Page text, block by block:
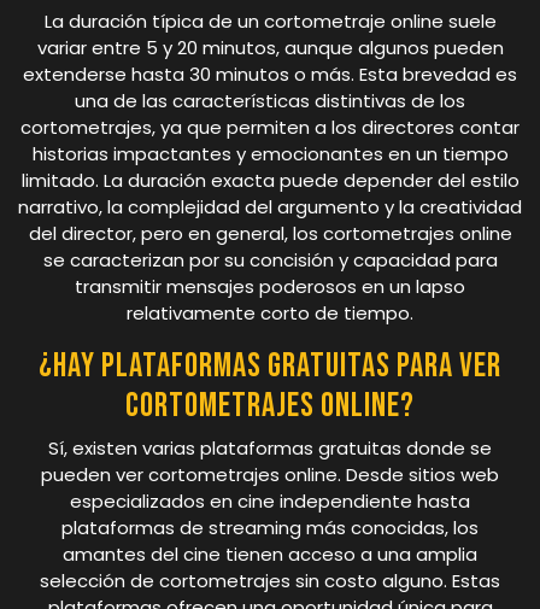
La duración típica de un cortometraje online suele
variar entre 5 y 20 minutos, aunque algunos pueden
extenderse hasta 30 minutos o más. Esta brevedad es
una de las características distintivas de los
cortometrajes, ya que permiten a los directores contar
historias impactantes y emocionantes en un tiempo
limitado. La duración exacta puede depender del estilo
narrativo, la complejidad del argumento y la creatividad
del director, pero en general, los cortometrajes online
se caracterizan por su concisión y capacidad para
transmitir mensajes poderosos en un lapso
relativamente corto de tiempo.
¿Hay plataformas gratuitas para ver
cortometrajes online?
Sí, existen varias plataformas gratuitas donde se
pueden ver cortometrajes online. Desde sitios web
especializados en cine independiente hasta
plataformas de streaming más conocidas, los
amantes del cine tienen acceso a una amplia
selección de cortometrajes sin costo alguno. Estas